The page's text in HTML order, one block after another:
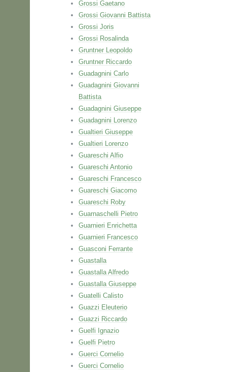
Grossi Gaetano
Grossi Giovanni Battista
Grossi Joris
Grossi Rosalinda
Gruntner Leopoldo
Gruntner Riccardo
Guadagnini Carlo
Guadagnini Giovanni
Battista
Guadagnini Giuseppe
Guadagnini Lorenzo
Gualtieri Giuseppe
Gualtieri Lorenzo
Guareschi Alfio
Guareschi Antonio
Guareschi Francesco
Guareschi Giacomo
Guareschi Roby
Guarnaschelli Pietro
Guarnieri Enrichetta
Guarnieri Francesco
Guasconi Ferrante
Guastalla
Guastalla Alfredo
Guastalla Giuseppe
Guatelli Calisto
Guazzi Eleuterio
Guazzi Riccardo
Guelfi Ignazio
Guelfi Pietro
Guerci Cornelio
Guerci Cornelio